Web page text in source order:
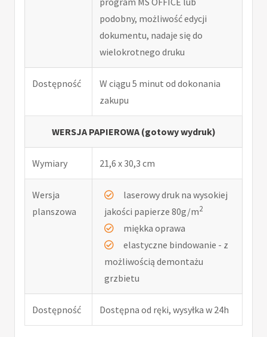
podobny, możliwość edycji
dokumentu, nadaje się do
wielokrotnego druku
Dostępność
W ciągu 5 minut od dokonania
zakupu
WERSJA PAPIEROWA (gotowy wydruk)
Wymiary 21,6 x 30,3 cm
Wersja
planszowa
laserowy druk na wysokiej
jakości papierze 80g/m2
miękka oprawa
elastyczne bindowanie - z
możliwością demontażu
grzbietu
Dostępność Dostępna od ręki, wysyłka w 24h